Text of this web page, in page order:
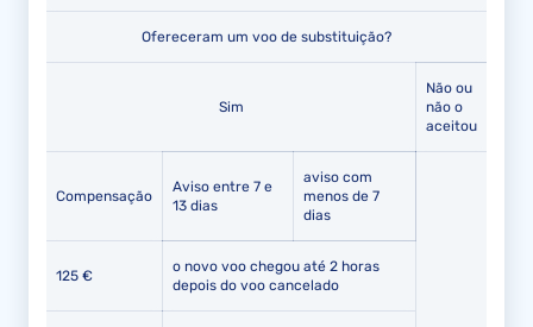
Ofereceram um voo de substituição?
Sim
Não ou
não o
aceitou
Compensação
Aviso entre 7 e
13 dias
aviso com
menos de 7
dias
125 €
o novo voo chegou até 2 horas
depois do voo cancelado